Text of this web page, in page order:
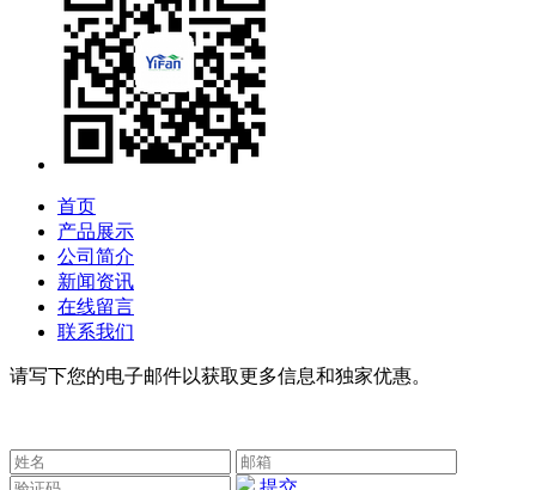
首页
产品展示
公司简介
新闻资讯
在线留言
联系我们
请写下您的电子邮件以获取更多信息和独家优惠。